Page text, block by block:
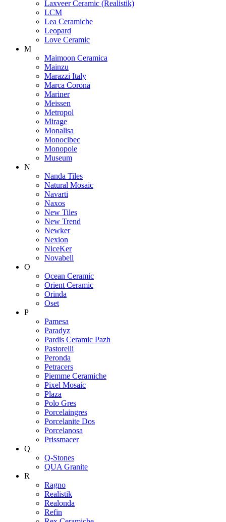
Laxveer Ceramic (Realistik)
LCM
Lea Ceramiche
Leopard
Love Ceramic
M
Maimoon Ceramica
Mainzu
Marazzi Italy
Marca Corona
Mariner
Meissen
Metropol
Mirage
Monalisa
Monocibec
Monopole
Museum
N
Nanda Tiles
Natural Mosaic
Navarti
Naxos
New Tiles
New Trend
Newker
Nexion
NiceKer
Novabell
O
Ocean Ceramic
Orient Ceramic
Orinda
Oset
P
Pamesa
Paradyz
Pardis Ceramic Pazh
Pastorelli
Peronda
Petracers
Piemme Ceramiche
Pixel Mosaic
Plaza
Polo Gres
Porcelaingres
Porcelanite Dos
Porcelanosa
Prissmacer
Q
Q-Stones
QUA Granite
R
Ragno
Realistik
Realonda
Refin